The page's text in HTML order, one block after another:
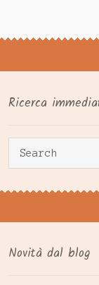
Ricerca
Novità dal blog